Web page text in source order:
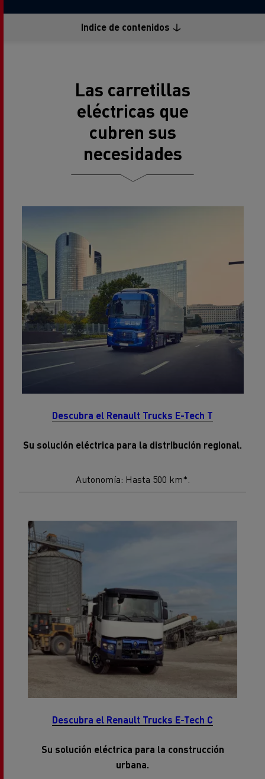
Indice de contenidos
Las carretillas
eléctricas que
cubren sus
necesidades
Descubra el Renault Trucks E-Tech T
Su solución eléctrica para la distribución regional.
Autonomía: Hasta 500 km*.
Descubra el Renault Trucks E-Tech C
Su solución eléctrica para la construcción
urbana.